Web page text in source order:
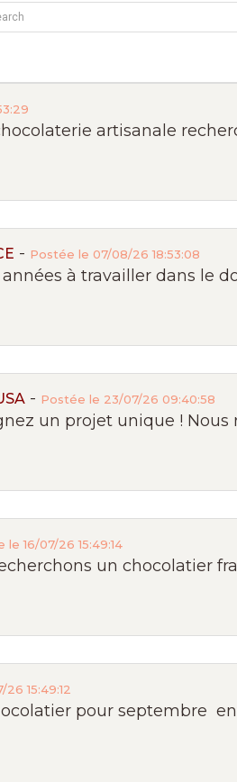
artisanale
- Postée le 07/08/26 18:53:08
à travailler dans le
- Postée le 23/07/26 09:40:58
un projet unique ! Nous
le 16/07/26 15:49:14
un chocolatier
15:49:12
pour septembre